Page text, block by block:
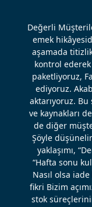
Değerli
emek
aşamada
kontrol
paketliyoruz,
ediyoruz.
aktarıyoruz.
ve kaynakları
de diğer
Şöyle
yaklaşımı,
“Hafta sonu
Nasıl olsa
fikri Bizim
stok